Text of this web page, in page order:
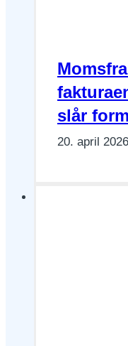
slår form
20. april 2026